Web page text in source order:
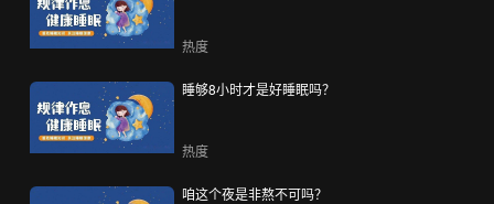
热度
睡够8小时才是好睡眠吗？
热度
咱这个夜是非熬不可吗？